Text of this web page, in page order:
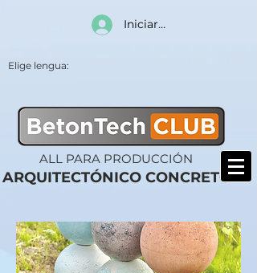
Iniciar sesión
Elige lengua:
ARQUITECTÓNICO CONCRETO
ALL PARA PRODUCCIÓN